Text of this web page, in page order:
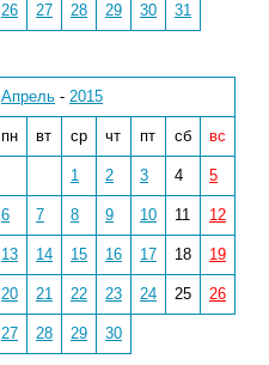
26 27 28 29 30 31
Апрель - 2015
пн вт ср чт пт сб вс
1 2 3 4 5
6 7 8 9 10 11 12
13 14 15 16 17 18 19
20 21 22 23 24 25 26
27 28 29 30